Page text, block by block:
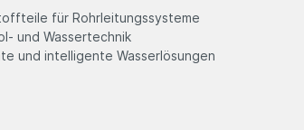
für Rohrleitungssysteme
und Wassertechnik
und intelligente Wasserlösungen